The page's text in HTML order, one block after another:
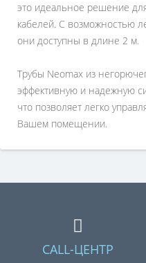
это идеальное решение
кабелей. С возможностью
они доступны в длине 2 м.
Трубы Neomax из
эффективную и надежную
что позволяет легко
Вашем помещении.
CALL-ЦЕНТР